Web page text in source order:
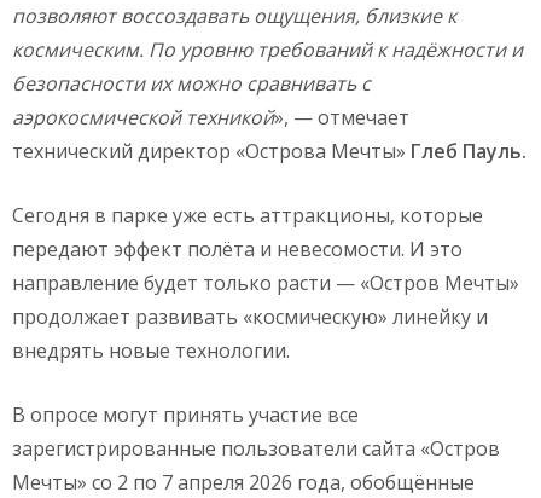
позволяют воссоздавать ощущения, близкие к
космическим. По уровню требований к надёжности и
безопасности их можно сравнивать с
аэрокосмической техникой», — отмечает
технический директор «Острова Мечты» Глеб Пауль.
Сегодня в парке уже есть аттракционы, которые
передают эффект полёта и невесомости. И это
направление будет только расти — «Остров Мечты»
продолжает развивать «космическую» линейку и
внедрять новые технологии.
В опросе могут принять участие все
зарегистрированные пользователи сайта «Остров
Мечты» со 2 по 7 апреля 2026 года, обобщённые